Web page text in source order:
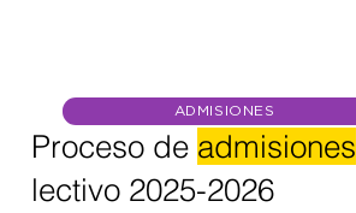
ADMISIONES
Proceso de admisiones
lectivo 2025-2026